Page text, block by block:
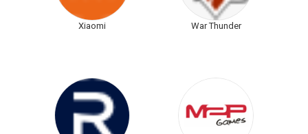
Xiaomi War Thunder